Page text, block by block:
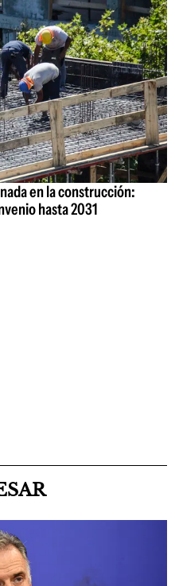
en la construcción:
hasta 2031